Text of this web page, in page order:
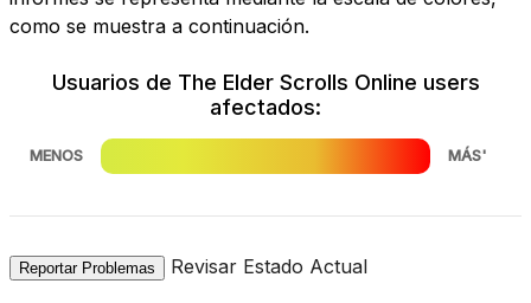
como se muestra a continuación.
Usuarios de The Elder Scrolls Online users
afectados:
MENOS MÁS'
Reportar Problemas Revisar Estado Actual